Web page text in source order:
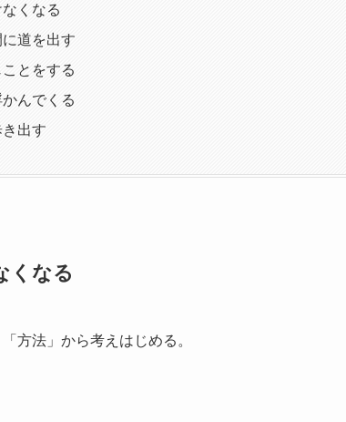
くなる
道を出す
とをする
んでくる
出す
くなる
方法」から考えはじめる。